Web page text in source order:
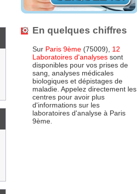
En quelques chiffres
Sur Paris 9ème (75009), 12
Laboratoires d'analyses sont
disponibles pour vos prises de
sang, analyses médicales
biologiques et dépistages de
maladie. Appelez directement les
centres pour avoir plus
d'informations sur les
laboratoires d'analyse à Paris
9ème.